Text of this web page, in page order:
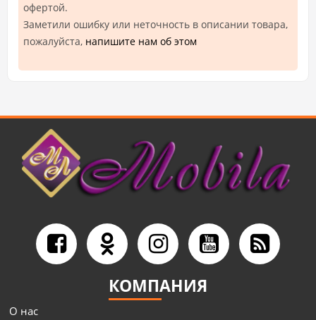
офертой.
Заметили ошибку или неточность в описании товара,
пожалуйста, напишите нам об этом
КОМПАНИЯ
О нас